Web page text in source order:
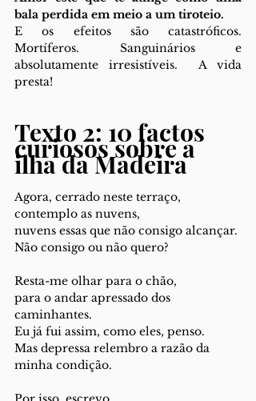
bala perdida em meio a um tiroteio.
E os efeitos são catastróficos.
Mortíferos. Sanguinários e
absolutamente irresistíveis.  A vida
presta!
Texto 2: 10 factos
curiosos sobre a
ilha da Madeira
Agora, cerrado neste terraço,
contemplo as nuvens,
nuvens essas que não consigo alcançar.
Não consigo ou não quero?
Resta-me olhar para o chão,
para o andar apressado dos
caminhantes.
Eu já fui assim, como eles, penso.
Mas depressa relembro a razão da
minha condição.